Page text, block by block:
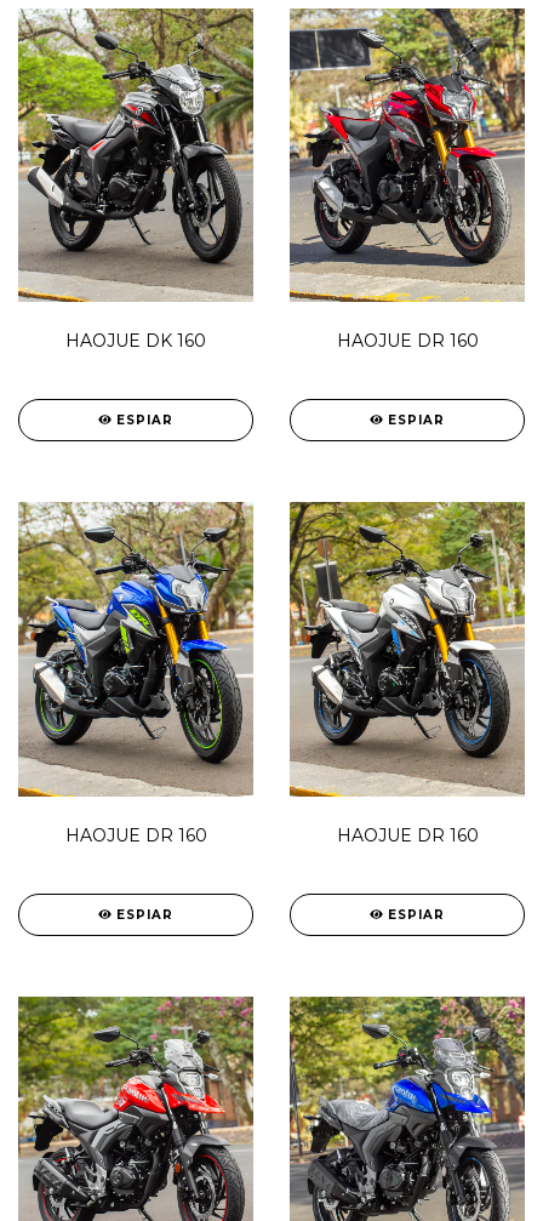
HAOJUE DK 160
ESPIAR
HAOJUE DR 160
ESPIAR
HAOJUE DR 160
ESPIAR
HAOJUE DR 160
ESPIAR